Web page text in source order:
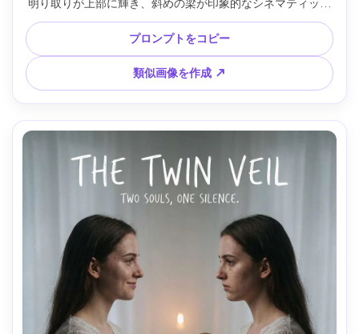
明り取りが上部に輝き、斜めの梁が印象的なシネマティック
ポスター構成。タングステン灯と冷たい月明かりが満ち、
Canon EOS R5・50mm f/1.8、ローアングル、モダンセリフ
書体のタイトルと小さなクレジット、ほこりや傷、ヴィンテ
ージフィルム調、リアルな質感、高解像度、300dpiで印刷対
応 --ar 4:5
プロンプトをコピー
類似画像を作成 ↗